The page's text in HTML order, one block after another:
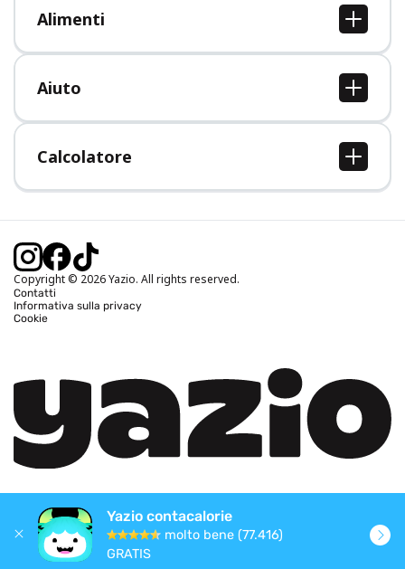
Alimenti
Tutti i cibi
Aiuto
Centro assistenza
Calcolatore
Calcolo BMI (IMC)
Calcolo peso ideale
Calcolo calorie bruciate
Copyright © 2026 Yazio. All rights reserved.
Contatti
Informativa sulla privacy
Cookie
Yazio contacalorie
molto bene (77.416)
GRATIS